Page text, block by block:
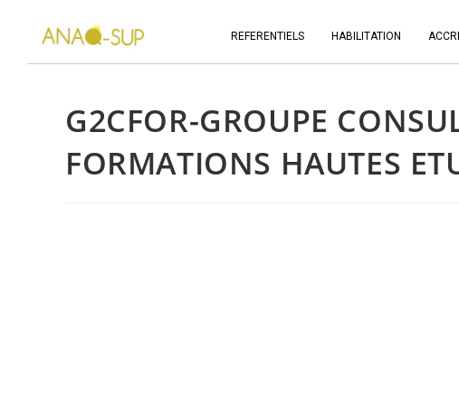
REFERENTIELS HABILITATION
G2CFOR-GROUPE
FORMATIONS HAUTES